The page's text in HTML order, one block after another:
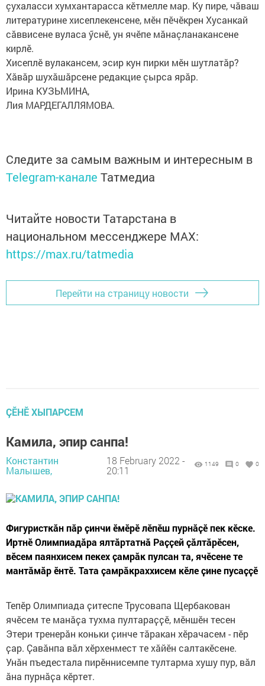
çухаласси хумхантарасса кӗтмелле мар. Ку пире, чăваш
литературине хисеплекенсене, мӗн пӗчӗкрен Хусанкай
сăввисене вуласа ӳснӗ, ун ячӗпе мăнаçланакансене
кирлӗ.
Хисеплӗ вулакансем, эсир кун пирки мӗн шутлатăр?
Хăвăр шухăшăрсене редакцие çырса ярăр.
Ирина КУЗЬМИНА,
Лия МАРДЕГАЛЛЯМОВА.
Следите за самым важным и интересным в
Telegram-канале Татмедиа
Читайте новости Татарстана в
национальном мессенджере MАХ:
https://max.ru/tatmedia
Перейти на страницу новости
ÇӖНӖ ХЫПАРСЕМ
Камила, эпир санпа!
Константин
Малышев,
18 February 2022 -
20:11
1149 0 0
Фигуристкӑн пӑр ҫинчи ӗмӗрӗ лӗпӗш пурнӑҫӗ пек кӗске.
Иртнӗ Олимпиадӑра ялтӑртатнӑ Раҫҫей ҫӑлтӑрӗсен,
вӗсем паянхисем пекех ҫамрӑк пулсан та, ячӗсене те
мантӑмӑр ӗнтӗ. Taта ҫамрӑкраххисем кӗле ҫине пусаҫҫӗ
Тепӗр Олимпиада ҫитеспе Трусовапа Щербакован
ячӗсем те манӑҫа тухма пултараҫҫӗ, мӗншӗн тесен
Этери тренерӑн коньки ҫинче тӑракан хӗрачасем - пӗр
ҫар. Ҫавӑнпа вӑл хӗрхенмест те хӑйӗн салтакӗсене.
Унӑн пъедестала пирӗннисемпе тултарма хушу пур, вӑл
ӑна пурнӑҫа кӗртет.